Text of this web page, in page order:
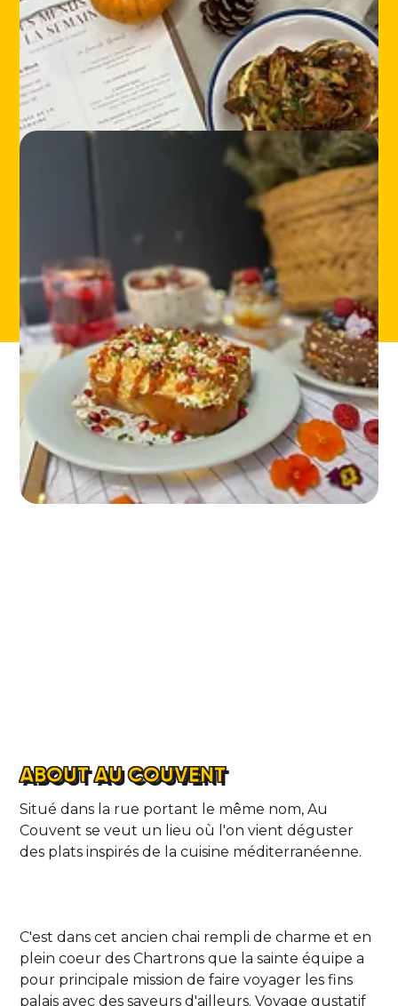
ABOUT AU COUVENT
Situé dans la rue portant le même nom, Au
Couvent se veut un lieu où l'on vient déguster
des plats inspirés de la cuisine méditerranéenne.
C'est dans cet ancien chai rempli de charme et en
plein coeur des Chartrons que la sainte équipe a
pour principale mission de faire voyager les fins
palais avec des saveurs d'ailleurs. Voyage gustatif